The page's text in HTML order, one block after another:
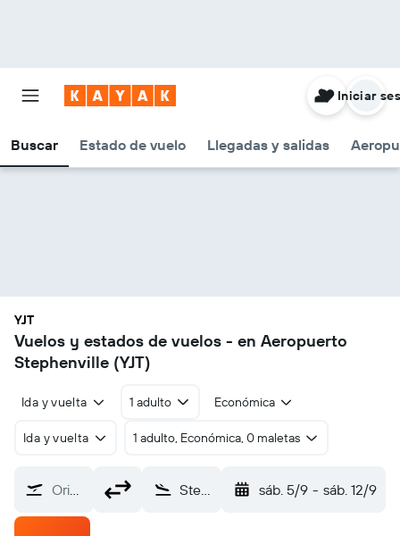
Buscar Estado de vuelo Llegadas y salidas
Iniciar
YJT
Vuelos y estados de vuelos - en Aeropuerto
Stephenville (YJT)
Ida y vuelta 1 adulto Económica
Ida y vuelta 1 adulto, Económica, 0 maletas
Origen Stephenville (YJT) sáb. 5/9 - sáb. 12/9